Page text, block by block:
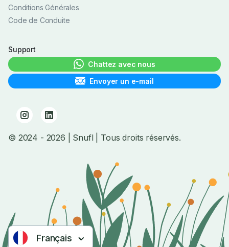
Français
Conditions Générales
Code de Conduite
Support
Chattez avec nous
Envoyer un e-mail
© 2024 - 2026 | Snufl | Tous droits réservés.